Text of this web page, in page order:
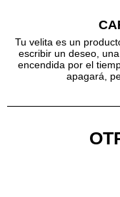
Tu velita es un
escribir un deseo,
encendida por el
apagará,